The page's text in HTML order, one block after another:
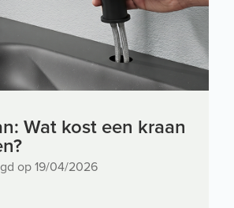
Wat kost een kraan
op 19/04/2026